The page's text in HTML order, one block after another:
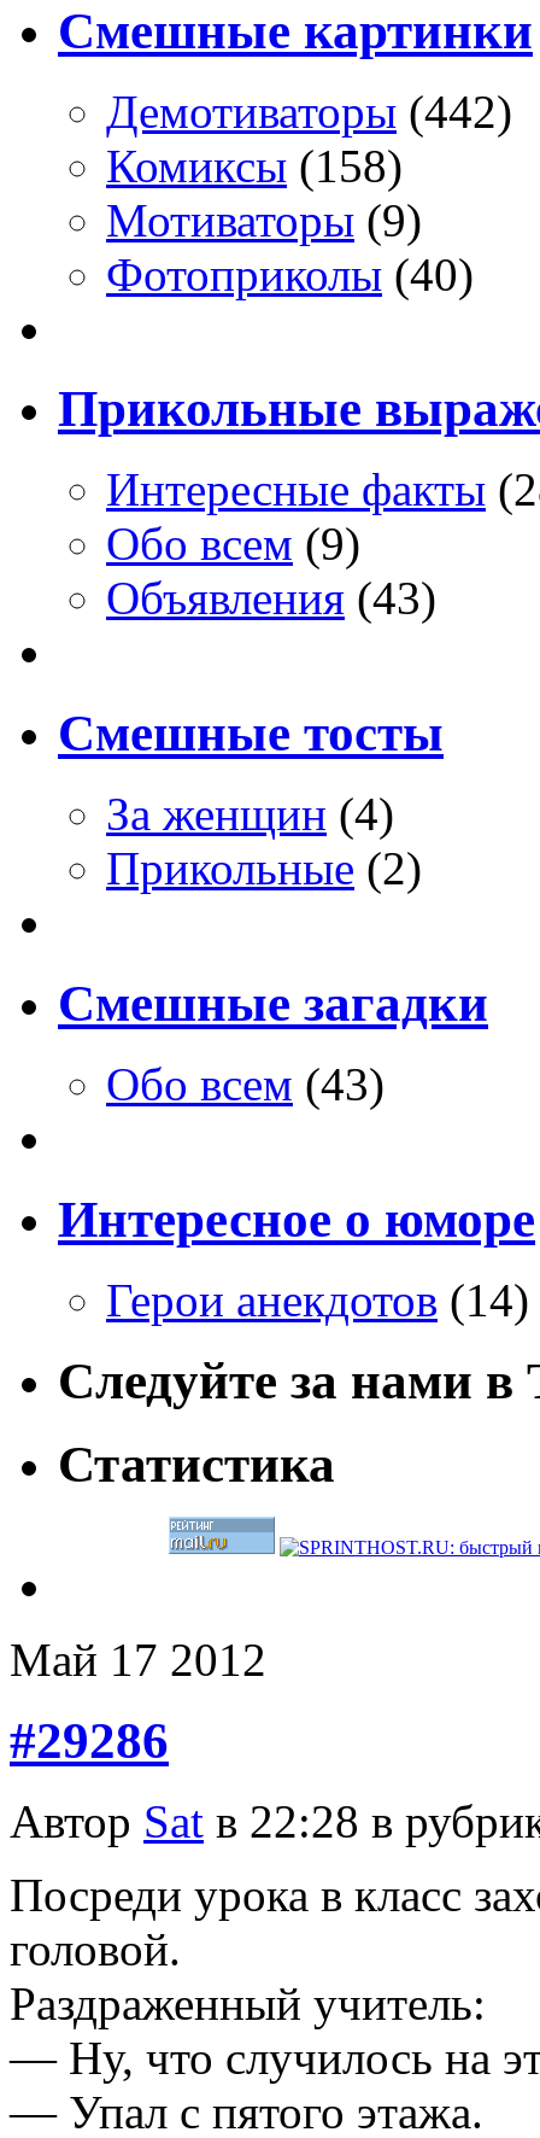
Смешные картинки
Демотиваторы (442)
Комиксы (158)
Мотиваторы (9)
Фотоприколы (40)
Прикольные
Интересные факты
Обо всем (9)
Объявления (43)
Смешные тосты
За женщин (4)
Прикольные (2)
Смешные загадки
Обо всем (43)
Интересное о юморе
Герои анекдотов (14)
Следуйте за нами
Статистика
Май 17 2012
#29286
Автор Sat в 22:28 в
Посреди урока в класс
головой.
Раздраженный учитель:
— Ну, что случилось на
— Упал с пятого этажа.